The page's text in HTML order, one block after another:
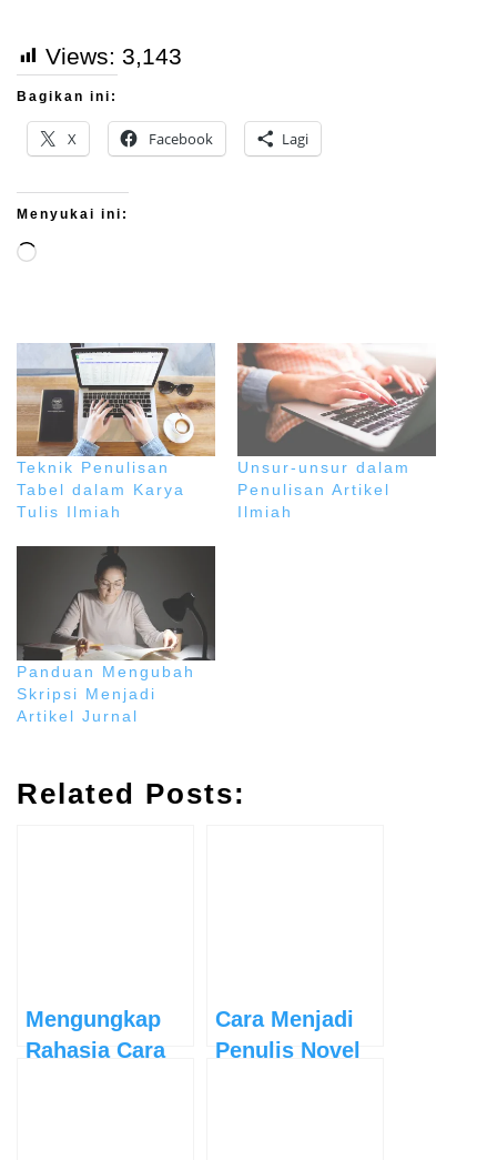
Views: 3,143
Bagikan ini:
X Facebook Lagi
Menyukai ini:
Teknik Penulisan
Tabel dalam Karya
Tulis Ilmiah
Unsur-unsur dalam
Penulisan Artikel
Ilmiah
Panduan Mengubah
Skripsi Menjadi
Artikel Jurnal
Related Posts:
Mengungkap
Rahasia Cara
Cara Menjadi
Penulis Novel